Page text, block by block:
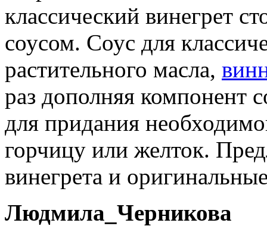
классический винегрет
соусом. Соус для
растительного масла,
раз дополняя компонент
для придания
горчицу или желток.
винегрета и
Людмила_Черникова